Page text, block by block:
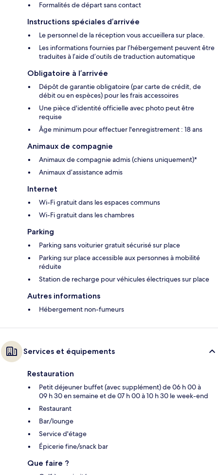
Formalités de départ sans contact
Instructions spéciales d’arrivée
Le personnel de la réception vous accueillera sur place.
Les informations fournies par l’hébergement peuvent être
traduites à l’aide d’outils de traduction automatique
Obligatoire à l’arrivée
Dépôt de garantie obligatoire (par carte de crédit, de
débit ou en espèces) pour les frais accessoires
Une pièce d'identité officielle avec photo peut être
requise
Âge minimum pour effectuer l'enregistrement : 18 ans
Animaux de compagnie
Animaux de compagnie admis (chiens uniquement)*
Animaux d’assistance admis
Internet
Wi-Fi gratuit dans les espaces communs
Wi-Fi gratuit dans les chambres
Parking
Parking sans voiturier gratuit sécurisé sur place
Parking sur place accessible aux personnes à mobilité
réduite
Station de recharge pour véhicules électriques sur place
Autres informations
Hébergement non-fumeurs
Services et équipements
Restauration
Petit déjeuner buffet (avec supplément) de 06 h 00 à
09 h 30 en semaine et de 07 h 00 à 10 h 30 le week-end
Restaurant
Bar/lounge
Service d'étage
Épicerie fine/snack bar
Que faire ?